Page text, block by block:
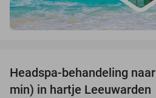
Headspa-behandeling
min) in hartje Leeuwarden